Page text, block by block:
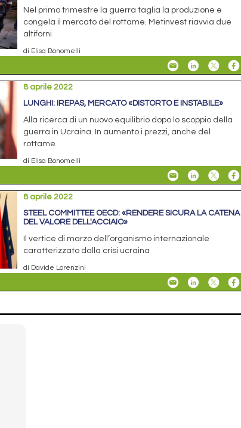
Nel primo trimestre la guerra taglia la produzione e
congela il mercato del rottame. Metinvest riavvia due
altiforni
di Elisa Bonomelli
8 aprile 2022
LUNGHI: IREPAS, MERCATO «DISTORTO E INSTABILE»
Alla ricerca di un nuovo equilibrio dopo lo scoppio della
guerra in Ucraina. In aumento i prezzi, anche del
rottame
di Elisa Bonomelli
8 aprile 2022
STEEL COMMITTEE OECD: «RENDERE SICURA LA CATENA
DEL VALORE DELL'ACCIAIO»
Il vertice di marzo dell’organismo internazionale
caratterizzato dalla crisi ucraina
di Davide Lorenzini